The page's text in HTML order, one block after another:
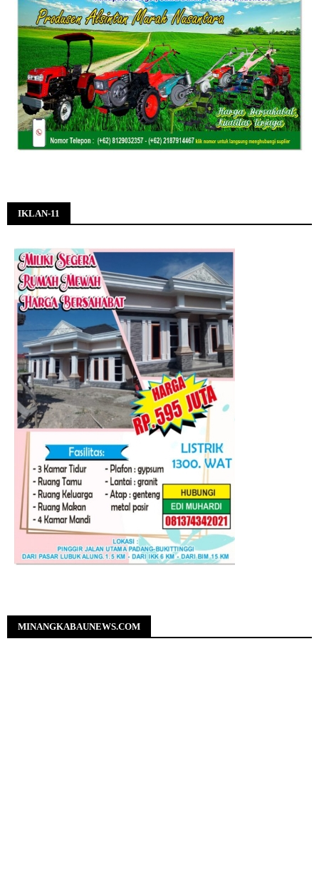
IKLAN-11
MINANGKABAUNEWS.COM